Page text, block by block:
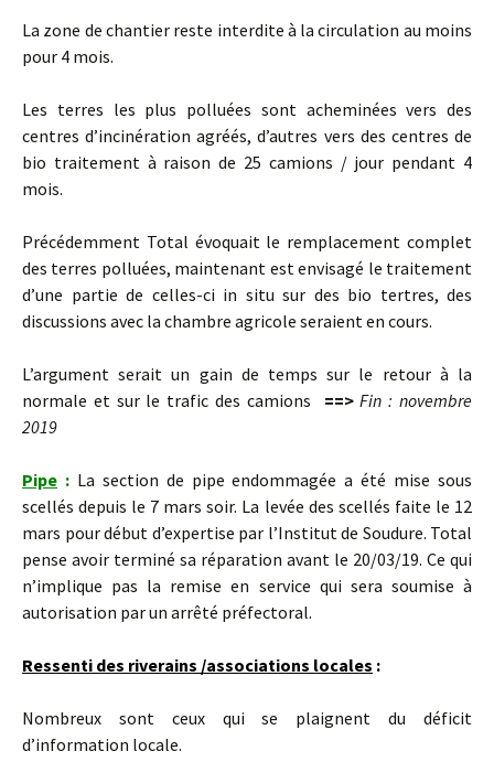
La zone de chantier reste interdite à la circulation au moins
pour 4 mois.
Les terres les plus polluées sont acheminées vers des
centres d’incinération agréés, d’autres vers des centres de
bio traitement à raison de 25 camions / jour pendant 4
mois.
Précédemment Total évoquait le remplacement complet
des terres polluées, maintenant est envisagé le traitement
d’une partie de celles-ci in situ sur des bio tertres, des
discussions avec la chambre agricole seraient en cours.
L’argument serait un gain de temps sur le retour à la
normale et sur le trafic des camions ==> Fin : novembre
2019
Pipe : La section de pipe endommagée a été mise sous
scellés depuis le 7 mars soir. La levée des scellés faite le 12
mars pour début d’expertise par l’Institut de Soudure. Total
pense avoir terminé sa réparation avant le 20/03/19. Ce qui
n’implique pas la remise en service qui sera soumise à
autorisation par un arrêté préfectoral.
Ressenti des riverains /associations locales :
Nombreux sont ceux qui se plaignent du déficit
d’information locale.